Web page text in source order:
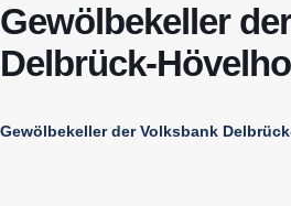
Gewölbekeller
Delbrück-
Gewölbekeller der Volksbank